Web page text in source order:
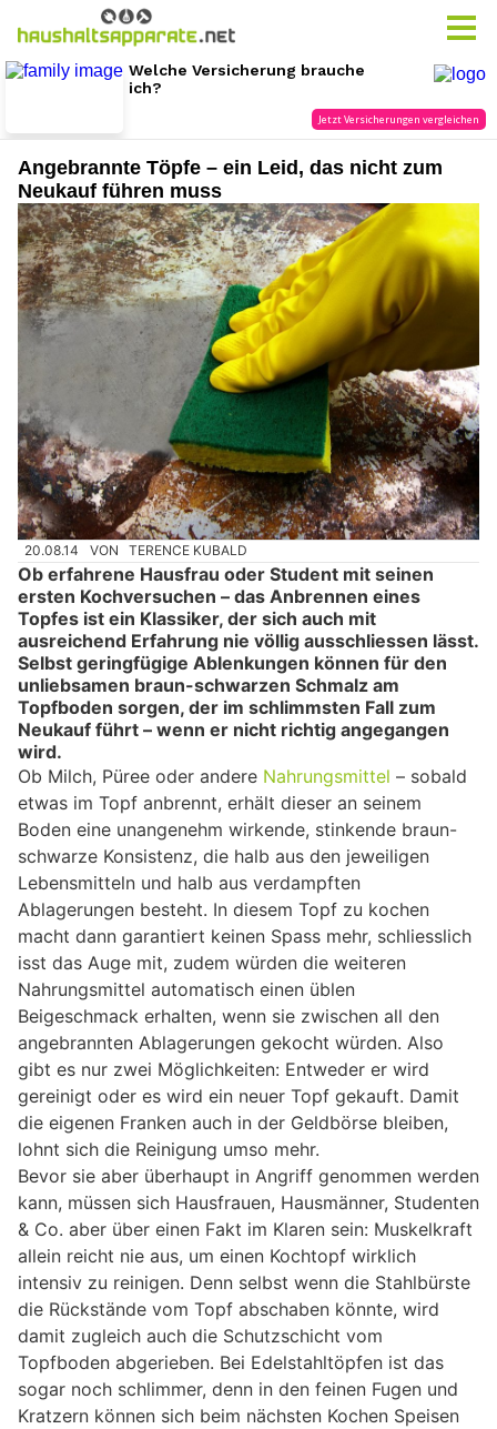
Angebrannte Töpfe – ein Leid, das nicht zum
Neukauf führen muss
20.08.14 VON TERENCE KUBALD
Ob erfahrene Hausfrau oder Student mit seinen
ersten Kochversuchen – das Anbrennen eines
Topfes ist ein Klassiker, der sich auch mit
ausreichend Erfahrung nie völlig ausschliessen lässt.
Selbst geringfügige Ablenkungen können für den
unliebsamen braun-schwarzen Schmalz am
Topfboden sorgen, der im schlimmsten Fall zum
Neukauf führt – wenn er nicht richtig angegangen
wird.
Ob Milch, Püree oder andere Nahrungsmittel – sobald
etwas im Topf anbrennt, erhält dieser an seinem
Boden eine unangenehm wirkende, stinkende braun-
schwarze Konsistenz, die halb aus den jeweiligen
Lebensmitteln und halb aus verdampften
Ablagerungen besteht. In diesem Topf zu kochen
macht dann garantiert keinen Spass mehr, schliesslich
isst das Auge mit, zudem würden die weiteren
Nahrungsmittel automatisch einen üblen
Beigeschmack erhalten, wenn sie zwischen all den
angebrannten Ablagerungen gekocht würden. Also
gibt es nur zwei Möglichkeiten: Entweder er wird
gereinigt oder es wird ein neuer Topf gekauft. Damit
die eigenen Franken auch in der Geldbörse bleiben,
lohnt sich die Reinigung umso mehr.
Bevor sie aber überhaupt in Angriff genommen werden
kann, müssen sich Hausfrauen, Hausmänner, Studenten
& Co. aber über einen Fakt im Klaren sein: Muskelkraft
allein reicht nie aus, um einen Kochtopf wirklich
intensiv zu reinigen. Denn selbst wenn die Stahlbürste
die Rückstände vom Topf abschaben könnte, wird
damit zugleich auch die Schutzschicht vom
Topfboden abgerieben. Bei Edelstahltöpfen ist das
sogar noch schlimmer, denn in den feinen Fugen und
Kratzern können sich beim nächsten Kochen Speisen